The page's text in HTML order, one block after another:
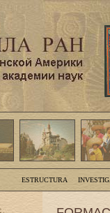
ESTRUCTURA